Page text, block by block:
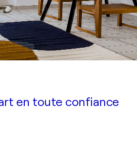
en toute confiance